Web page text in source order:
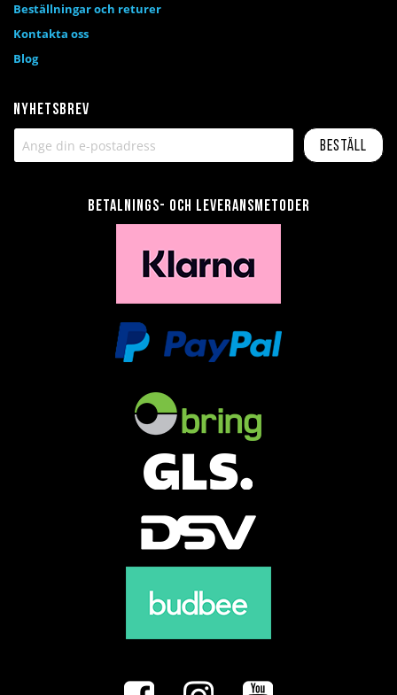
Nyhetsbrev
Beställ
Betalnings- och leveransmetoder
Beställningar och returer
Kontakta oss
Blog